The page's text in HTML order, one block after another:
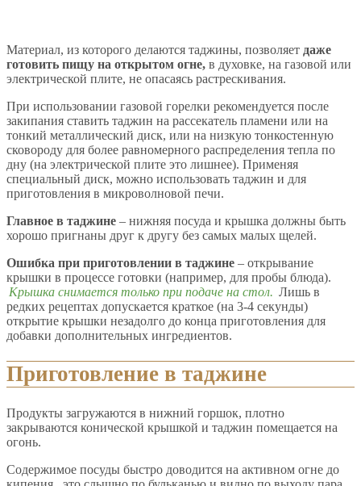
Материал, из которого делаются таджины, позволяет даже
готовить пищу на открытом огне, в духовке, на газовой или
электрической плите, не опасаясь растрескивания.
При использовании газовой горелки рекомендуется после
закипания ставить таджин на рассекатель пламени или на
тонкий металлический диск, или на низкую тонкостенную
сковороду для более равномерного распределения тепла по
дну (на электрической плите это лишнее). Применяя
специальный диск, можно использовать таджин и для
приготовления в микроволновой печи.
Главное в таджине – нижняя посуда и крышка должны быть
хорошо пригнаны друг к другу без самых малых щелей.
Ошибка при приготовлении в таджине – открывание
крышки в процессе готовки (например, для пробы блюда).
Крышка снимается только при подаче на стол. Лишь в
редких рецептах допускается краткое (на 3-4 секунды)
открытие крышки незадолго до конца приготовления для
добавки дополнительных ингредиентов.
Приготовление в таджине
Продукты загружаются в нижний горшок, плотно
закрываются конической крышкой и таджин помещается на
огонь.
Содержимое посуды быстро доводится на активном огне до